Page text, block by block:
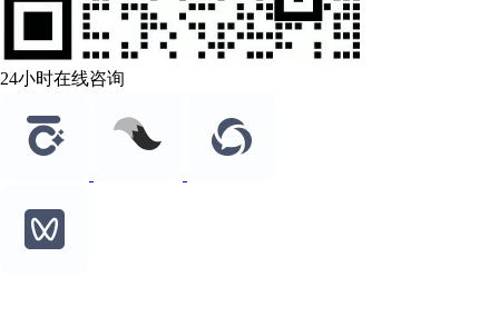
24小时在线咨询